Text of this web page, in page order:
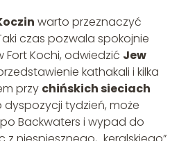
warto przeznaczyć
czas pozwala spokojnie
Fort Kochi, odwiedzić Jew
kathakali i kilka
przy chińskich sieciach
dyspozycji tydzień, może
Backwaters i wypad do